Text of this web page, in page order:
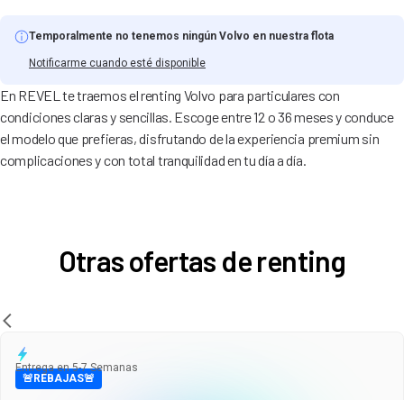
Temporalmente no tenemos ningún Volvo en nuestra flota
Notificarme cuando esté disponible
En REVEL te traemos el renting Volvo para particulares con
condiciones claras y sencillas. Escoge entre 12 o 36 meses y conduce
el modelo que prefieras, disfrutando de la experiencia premium sin
complicaciones y con total tranquilidad en tu día a día.
Otras ofertas de renting
Entrega en 5-7 Semanas
🚨REBAJAS🚨